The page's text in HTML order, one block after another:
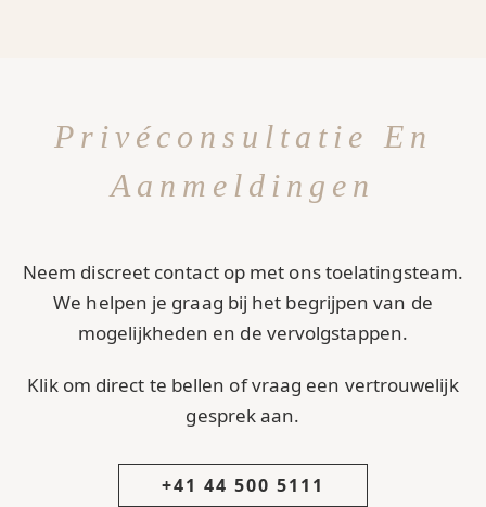
Privéconsultatie En
Aanmeldingen
Neem discreet contact op met ons toelatingsteam.
We helpen je graag bij het begrijpen van de
mogelijkheden en de vervolgstappen.
Klik om direct te bellen of vraag een vertrouwelijk
gesprek aan.
+41 44 500 5111